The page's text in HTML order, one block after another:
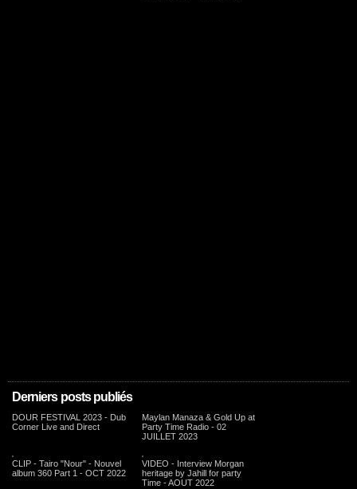
Derniers posts publiés
DOUR FESTIVAL 2023 - Dub
Corner Live and Direct
Maylan Manaza & Gold Up at
Party Time Radio - 02
JUILLET 2023
CLIP - Tairo "Nour" - Nouvel
album 360 Part 1 - OCT 2022
VIDEO - Interview Morgan
heritage by Jahill for party
Time - AOUT 2022